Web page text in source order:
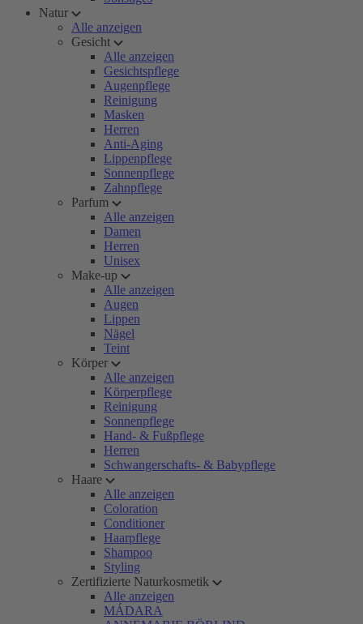
Natur
Alle anzeigen
Gesicht
Alle anzeigen
Gesichtspflege
Augenpflege
Reinigung
Masken
Herren
Anti-Aging
Lippenpflege
Sonnenpflege
Zahnpflege
Parfum
Alle anzeigen
Damen
Herren
Unisex
Make-up
Alle anzeigen
Augen
Lippen
Nägel
Teint
Körper
Alle anzeigen
Körperpflege
Reinigung
Sonnenpflege
Hand- & Fußpflege
Herren
Schwangerschafts- & Babypflege
Haare
Alle anzeigen
Coloration
Conditioner
Haarpflege
Shampoo
Styling
Zertifizierte Naturkosmetik
Alle anzeigen
MÁDARA